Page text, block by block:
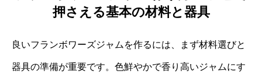
押さえる基本の材料と器具
良いフランボワーズジャムを作るには、まず材料選びと
器具の準備が重要です。色鮮やかで香り高いジャムにす